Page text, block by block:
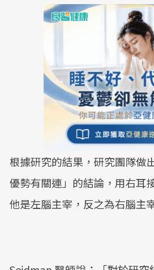
根據研究的結果，研究團隊做
優勢有關連」的結論，用右耳
他是左腦主宰，反之為右腦主